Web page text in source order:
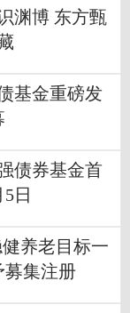
渊博 东方甄
基金重磅发
债券基金首
日
养老目标一
募集注册